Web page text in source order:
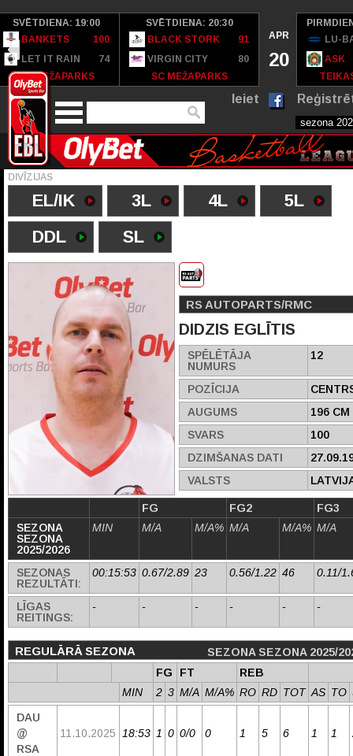
SVĒTDIENA: 19:00
BANKETS
100
LET IT RAIN
74
SC MEŽAPARKS
SVĒTDIENA: 20:30
BLACK STORK
91
VIRGIN CITY
80
SC MEŽAPARKS
APR
20
LU-
ASK
Ieiet
DIVĪZIJAS
EL/IK 3L 4L
5L
DDL
SL
RS AUTOPARTS/RMC
DIDZIS EGLĪTIS
SPĒLĒTĀJA
NUMURS
12
POZĪCIJA
AUGUMS
196 CM
SVARS
100
DZIMŠANAS DATI
VALSTS
FG FG2
FG3
SEZONA
SEZONA
2025/2026
MIN M/A M/A% M/A M/A% M/A
SEZONAS
REZULTĀTI:
00:15:53 0.67/2.89 23 0.56/1.22 46 0.11/
LĪGAS
REITINGS:
- - - - - -
REGULĀRĀ SEZONA
SEZONA SEZONA 2025/
FG
FT
REB
MIN
2 3 M/A M/A% RO RD TOT AS TO
DAU
@
RSA
11.10.2025 18:53 1 0 0/0 0 1 5 6 1 1